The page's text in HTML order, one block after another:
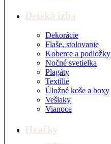
Detská izba
Dekorácie
Flaše, stolovanie
Koberce a podložky
Nočné svetielka
Plagáty
Textílie
Úložné koše a boxy
Vešiaky
Vianoce
Hračky